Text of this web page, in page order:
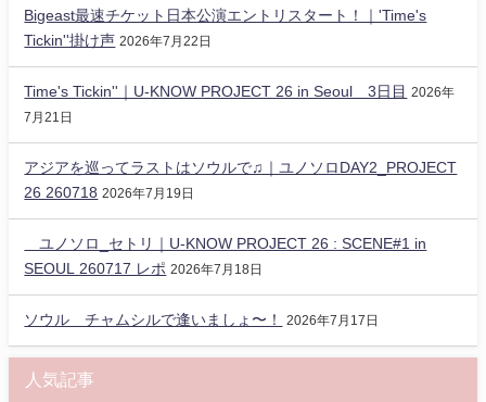
Bigeast最速チケット日本公演エントリスタート！｜'Time's
Tickin''掛け声 2026年7月22日
Time's Tickin''｜U-KNOW PROJECT 26 in Seoul 3日目
2026年
7月21日
アジアを巡ってラストはソウルで♫｜ユノソロDAY2_PROJECT
26 260718 2026年7月19日
ユノソロ_セトリ｜U-KNOW PROJECT 26 : SCENE#1 in
SEOUL 260717 レポ 2026年7月18日
ソウル チャムシルで逢いましょ〜！ 2026年7月17日
人気記事